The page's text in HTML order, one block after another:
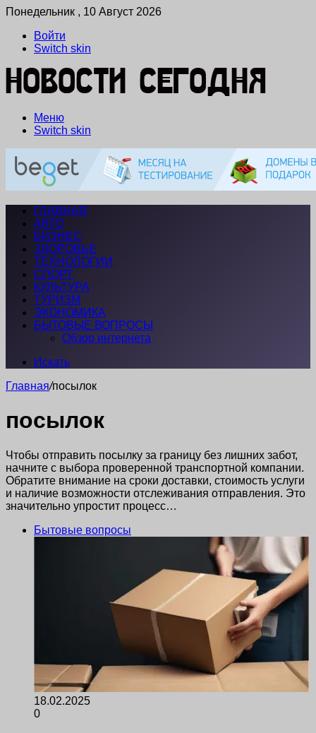
Понедельник , 10 Август 2026
Войти
Switch skin
Меню
Switch skin
ГЛАВНАЯ
АВТО
БИЗНЕС
ЗДОРОВЬЕ
ТЕХНОЛОГИИ
СПОРТ
КУЛЬТУРА
ТУРИЗМ
ЭКОНОМИКА
БЫТОВЫЕ ВОПРОСЫ
Обзор интернета
Искать
Главная/посылок
посылок
Чтобы отправить посылку за границу без лишних забот,
начните с выбора проверенной транспортной компании.
Обратите внимание на сроки доставки, стоимость услуги
и наличие возможности отслеживания отправления. Это
значительно упростит процесс…
Бытовые вопросы
18.02.2025
0